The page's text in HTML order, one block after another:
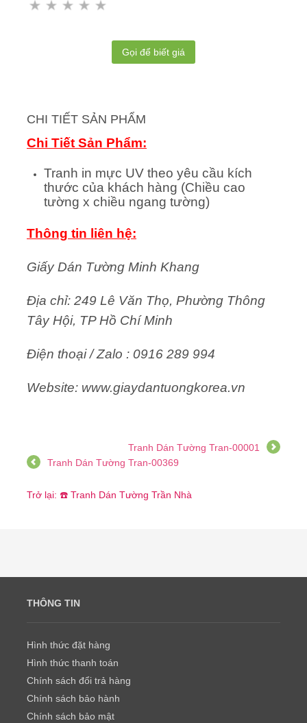
Gọi để biết giá
CHI TIẾT SẢN PHẨM
Chi Tiết Sản Phẩm:
Tranh in mực UV theo yêu cầu kích
thước của khách hàng (Chiều cao
tường x chiều ngang tường)
Thông tin liên hệ:
Giấy Dán Tường Minh Khang
Địa chỉ: 249 Lê Văn Thọ, Phường Thông
Tây Hội, TP Hồ Chí Minh
Điện thoại / Zalo : 0916 289 994
Website: www.giaydantuongkorea.vn
Tranh Dán Tường Tran-00001
Tranh Dán Tường Tran-00369
Trở lại: ☎️ Tranh Dán Tường Trần Nhà
THÔNG TIN
Hình thức đặt hàng
Hình thức thanh toán
Chính sách đổi trả hàng
Chính sách bảo hành
Chính sách bảo mật